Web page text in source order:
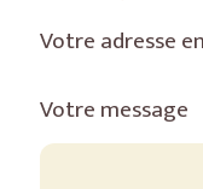
Votre adresse
Votre message